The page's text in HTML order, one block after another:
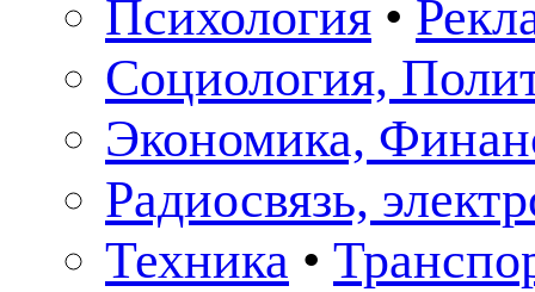
Психология •
Социология,
Экономика,
Радиосвязь,
Техника •